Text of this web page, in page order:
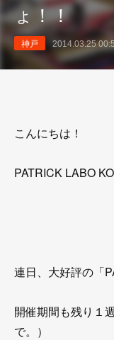
ょ！！
神戸 2014.03.25
こんにちは！
PATRICK LABO
連日、大好評の「
開催期間も残り１
で。）